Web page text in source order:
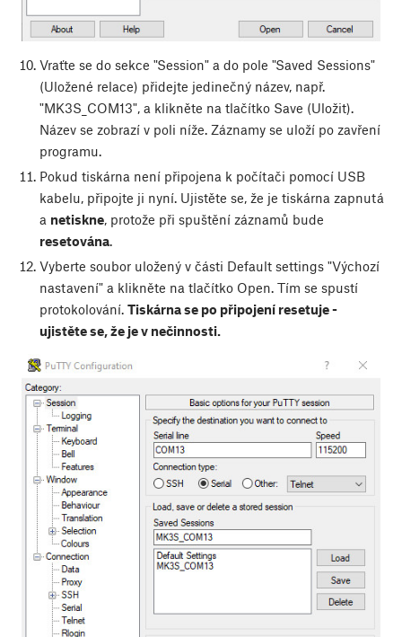
Vraťte se do sekce "Session" a do pole "Saved Sessions"
(Uložené relace) přidejte jedinečný název, např.
"MK3S_COM13", a klikněte na tlačítko Save (Uložit).
Název se zobrazí v poli níže. Záznamy se uloží po zavření
programu.
Pokud tiskárna není připojena k počítači pomocí USB
kabelu, připojte ji nyní. Ujistěte se, že je tiskárna zapnutá
a netiskne, protože při spuštění záznamů bude
resetována.
Vyberte soubor uložený v části Default settings "Výchozí
nastavení" a klikněte na tlačítko Open. Tím se spustí
protokolování. Tiskárna se po připojení resetuje -
ujistěte se, že je v nečinnosti.